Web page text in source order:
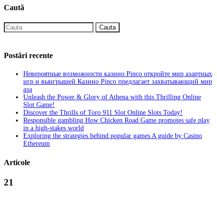
Caută
Cauta
Postări recente
Невероятные возможности казино Pinco откройте мир азартных
игр и выигрышей Казино Pinco предлагает захватывающий мир
аза
Unleash the Power & Glory of Athena with this Thrilling Online
Slot Game!
Discover the Thrills of Toro 911 Slot Online Slots Today!
Responsible gambling How Chicken Road Game promotes safe play
in a high-stakes world
Exploring the strategies behind popular games A guide by Casino
Ethereum
Articole
21